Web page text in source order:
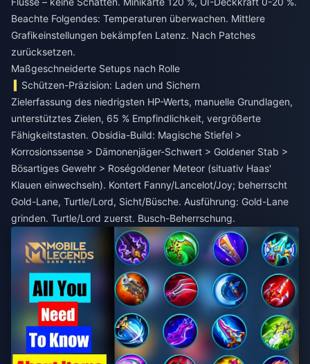
Beachte Folgendes: Temperaturen überwachen. Mittlere
Grafikeinstellungen bekämpfen Latenz. Nach Patches
zurücksetzen.
Maßgeschneiderte Setups nach Rolle
Schützen-Präzision: Laden und Sichern
Zielerfassung des niedrigsten HP-Werts, manuelle Grundlagen,
unterstütztes Zielen, 65 % Empfindlichkeit, vergrößerte
Fähigkeitstasten. Obsidia-Build: Magische Stiefel >
Korrosionssense > Dämonenjäger-Schwert > Goldener Stab >
Bösartiges Gewehr > Roségoldener Meteor (situativ Haas'
Klauen einwechseln). Kontert Fanny/Lancelot/Joy; beherrscht
Gold-Lane, Turtle/Lord, Sicht/Büsche. Ausführung: Gold-Lane
grinden. Turtle/Lord zuerst. Busch-Beherrschung.